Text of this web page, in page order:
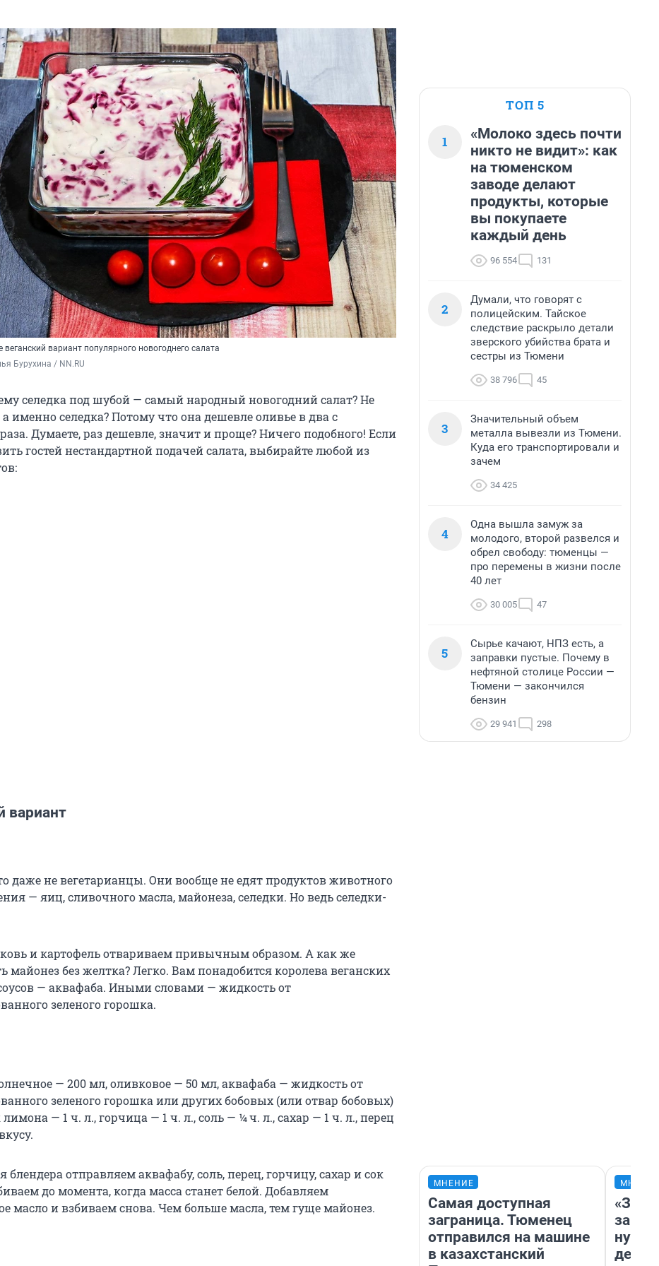
веганский вариант популярного новогоднего салата
Бурухина / NN.RU
селедка под шубой — самый народный новогодний салат? Не
а именно селедка? Потому что она дешевле оливье в два с
Думаете, раз дешевле, значит и проще? Ничего подобного! Если
гостей нестандартной подачей салата, выбирайте любой из
вариант
даже не вегетарианцы. Они вообще не едят продуктов животного
— яиц, сливочного масла, майонеза, селедки. Но ведь селедки-
и картофель отвариваем привычным образом. А как же
майонез без желтка? Легко. Вам понадобится королева веганских
— аквафаба. Иными словами — жидкость от
зеленого горошка.
— 200 мл, оливковое — 50 мл, аквафаба — жидкость от
зеленого горошка или других бобовых (или отвар бобовых)
— 1 ч. л., горчица — 1 ч. л., соль — ¼ ч. л., сахар — 1 ч. л., перец
блендера отправляем аквафабу, соль, перец, горчицу, сахар и сок
до момента, когда масса станет белой. Добавляем
масло и взбиваем снова. Чем больше масла, тем гуще майонез.
ТОП 5
1
«Молоко здесь почти
никто не видит»: как
на тюменском
заводе делают
продукты, которые
вы покупаете
каждый день
96 554 131
2
Думали, что говорят с
полицейским. Тайское
следствие раскрыло детали
зверского убийства брата и
сестры из Тюмени
38 796 45
3
Значительный объем
металла вывезли из Тюмени.
Куда его транспортировали и
зачем
34 425
4
Одна вышла замуж за
молодого, второй развелся и
обрел свободу: тюменцы —
про перемены в жизни после
40 лет
30 005 47
5
Сырье качают, НПЗ есть, а
заправки пустые. Почему в
нефтяной столице России —
Тюмени — закончился
бензин
29 941 298
МНЕНИЕ
Самая доступная
заграница. Тюменец
отправился на машине
в казахстанский
дела